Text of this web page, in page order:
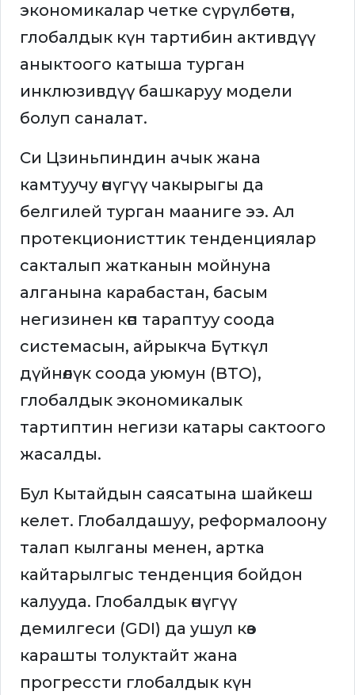
экономикалар четке сүрүлбөстөн,
глобалдык күн тартибин активдүү
аныктоого катыша турган
инклюзивдүү башкаруу модели
болуп саналат.
Си Цзиньпиндин ачык жана
камтуучу өнүгүү чакырыгы да
белгилей турган мааниге ээ. Ал
протекционисттик тенденциялар
сакталып жатканын мойнуна
алганына карабастан, басым
негизинен көп тараптуу соода
системасын, айрыкча Бүткүл
дүйнөлүк соода уюмун (ВТО),
глобалдык экономикалык
тартиптин негизи катары сактоого
жасалды.
Бул Кытайдын саясатына шайкеш
келет. Глобалдашуу, реформалоону
талап кылганы менен, артка
кайтарылгыс тенденция бойдон
калууда. Глобалдык өнүгүү
демилгеси (GDI) да ушул көз
карашты толуктайт жана
прогрессти глобалдык күн